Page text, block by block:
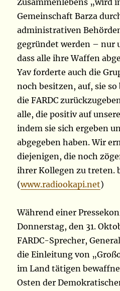
Zusammenlebens „wird
Gemeinschaft Barza
administrativen
gegründet werden – nur
dass alle ihre Waffen
Yav forderte auch die
noch besitzen, auf, sie
die FARDC
alle, die positiv auf
indem sie sich ergeben
abgegeben haben. Wir
diejenigen, die noch
ihrer Kollegen zu treten.
(www.radiookapi.net)
Während einer
Donnerstag, den 31.
FARDC-Sprecher,
die Einleitung von
im Land tätigen
Osten der